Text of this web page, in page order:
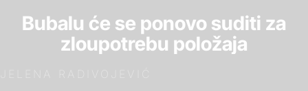
Bubalu će se ponovo suditi za
zloupotrebu položaja